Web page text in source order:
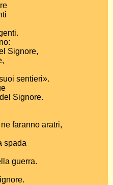
Signore,
sentieri».
Signore.
faranno aratri,
spada
guerra.